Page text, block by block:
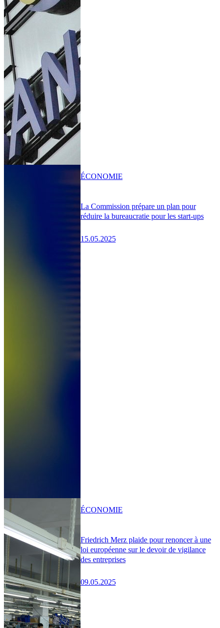
La Commission prépare un plan pour
réduire la bureaucratie pour les start-ups
15.05.2025
ÉCONOMIE
Friedrich Merz plaide pour renoncer à une
loi européenne sur le devoir de vigilance
des entreprises
09.05.2025
ÉCONOMIE